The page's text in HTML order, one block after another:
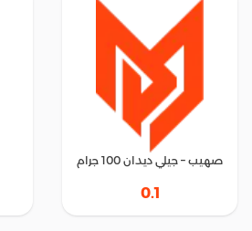
صهيب – جيلي ديدان 100 جرام
0.1